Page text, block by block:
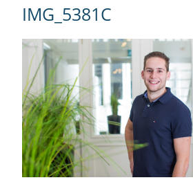
IMG_5381C